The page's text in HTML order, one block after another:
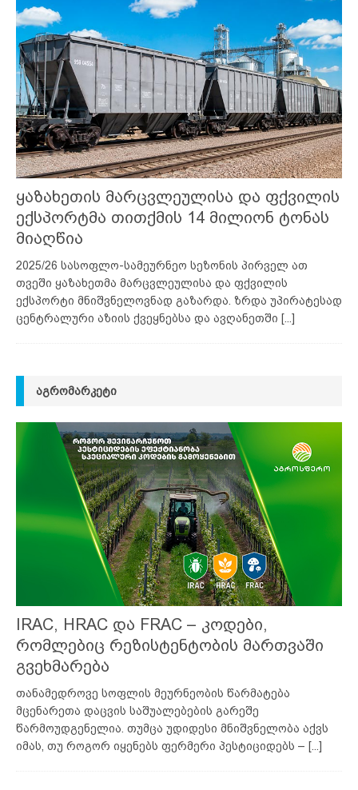
ყაზახეთის მარცვლეულისა და ფქვილის
ექსპორტმა თითქმის 14 მილიონ ტონას
მიაღწია
2025/26 სასოფლო-სამეურნეო სეზონის პირველ ათ
თვეში ყაზახეთმა მარცვლეულისა და ფქვილის
ექსპორტი მნიშვნელოვნად გაზარდა. ზრდა უპირატესად
ცენტრალური აზიის ქვეყნებსა და ავღანეთში [...]
ᲐᲒᲠᲝᲛᲐᲠᲙᲔᲢᲘ
IRAC, HRAC და FRAC – კოდები,
რომლებიც რეზისტენტობის მართვაში
გვეხმარება
თანამედროვე სოფლის მეურნეობის წარმატება
მცენარეთა დაცვის საშუალებების გარეშე
წარმოუდგენელია. თუმცა უდიდესი მნიშვნელობა აქვს
იმას, თუ როგორ იყენებს ფერმერი პესტიციდებს – [...]